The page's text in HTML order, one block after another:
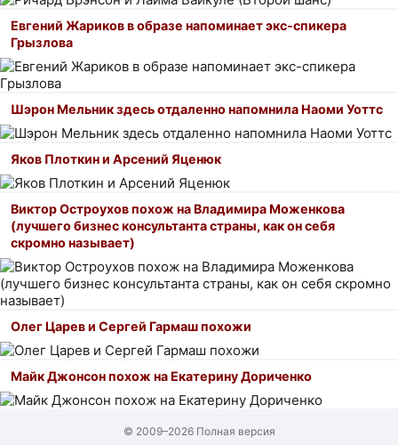
Евгений Жариков в образе напоминает экс-спикера
Грызлова
Шэрон Мельник здесь отдаленно напомнила Наоми Уоттс
Яков Плоткин и Арсений Яценюк
Виктор Остроухов похож на Владимира Моженкова
(лучшего бизнес консультанта страны, как он себя
скромно называет)
Олег Царев и Сергей Гармаш похожи
Майк Джонсон похож на Екатерину Дориченко
© 2009–2026 Полная версия